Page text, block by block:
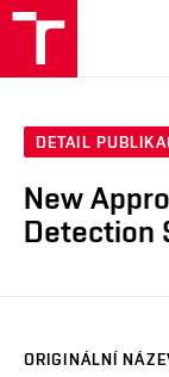
DETAIL
New
Detection
ORIGINÁLNÍ